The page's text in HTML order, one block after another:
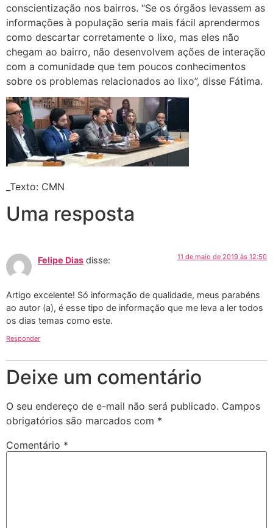
conscientização nos bairros. “Se os órgãos levassem as
informações à população seria mais fácil aprendermos
como descartar corretamente o lixo, mas eles não
chegam ao bairro, não desenvolvem ações de interação
com a comunidade que tem poucos conhecimentos
sobre os problemas relacionados ao lixo”, disse Fátima.
_Texto: CMN
Uma resposta
Felipe Dias disse: 11 de maio de 2019 às 12:50
Artigo excelente! Só informação de qualidade, meus parabéns
ao autor (a), é esse tipo de informação que me leva a ler todos
os dias temas como este.
Responder
Deixe um comentário
O seu endereço de e-mail não será publicado. Campos
obrigatórios são marcados com *
Comentário *